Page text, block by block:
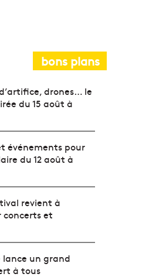
bons plans
drones… le
du 15 août à
événements pour
du 12 août à
revient à
concerts et
lance un grand
à tous